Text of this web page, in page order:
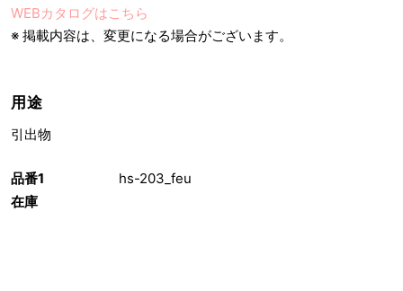
品番1
hs-203_feu
在庫
WEBカタログはこちら
※ 掲載内容は、変更になる場合がございます。
用途
引出物